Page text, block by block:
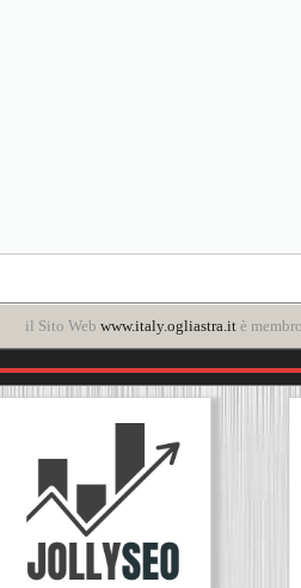
il Sito Web www.italy.ogliastra.itè